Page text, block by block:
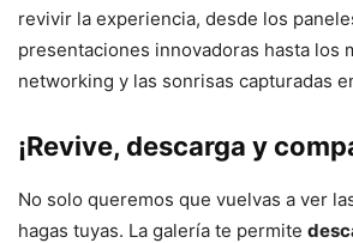
revivir la experiencia, desde los
presentaciones innovadoras hasta los
networking y las sonrisas capturadas
¡Revive, descarga y
No solo queremos que vuelvas a ver
hagas tuyas. La galería te permite